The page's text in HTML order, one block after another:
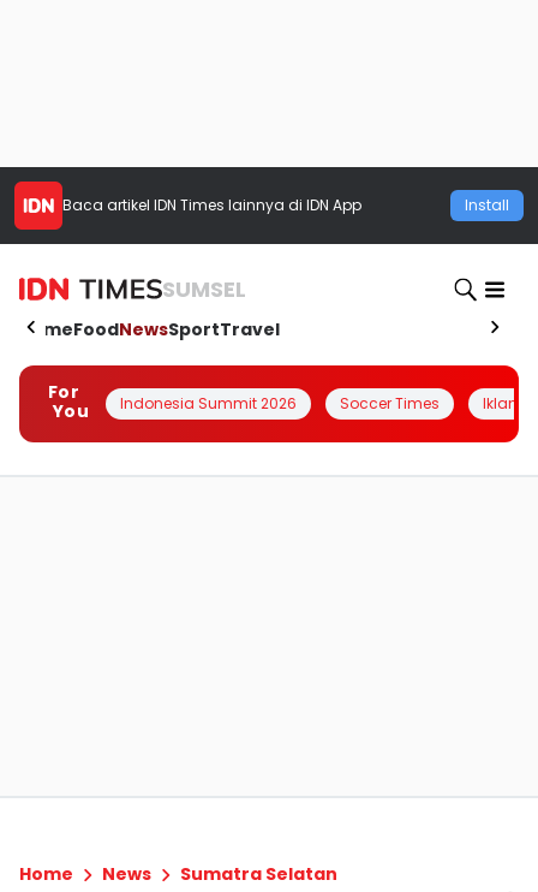
Baca artikel IDN Times lainnya di IDN App Install
SUMSEL
HomeFoodNewsSportTravel
For
You
Indonesia Summit 2026 Soccer Times Iklanin
Home News Sumatra Selatan